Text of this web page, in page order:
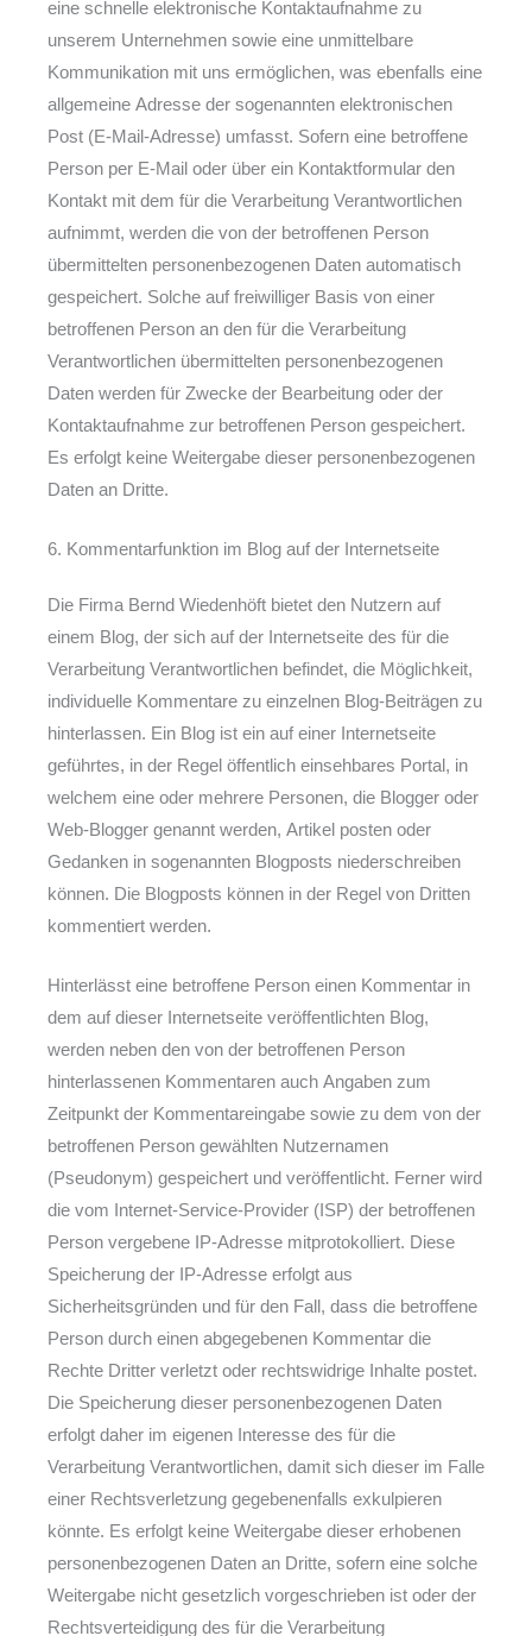
eine schnelle elektronische Kontaktaufnahme zu
unserem Unternehmen sowie eine unmittelbare
Kommunikation mit uns ermöglichen, was ebenfalls eine
allgemeine Adresse der sogenannten elektronischen
Post (E-Mail-Adresse) umfasst. Sofern eine betroffene
Person per E-Mail oder über ein Kontaktformular den
Kontakt mit dem für die Verarbeitung Verantwortlichen
aufnimmt, werden die von der betroffenen Person
übermittelten personenbezogenen Daten automatisch
gespeichert. Solche auf freiwilliger Basis von einer
betroffenen Person an den für die Verarbeitung
Verantwortlichen übermittelten personenbezogenen
Daten werden für Zwecke der Bearbeitung oder der
Kontaktaufnahme zur betroffenen Person gespeichert.
Es erfolgt keine Weitergabe dieser personenbezogenen
Daten an Dritte.
6. Kommentarfunktion im Blog auf der Internetseite
Die Firma Bernd Wiedenhöft bietet den Nutzern auf
einem Blog, der sich auf der Internetseite des für die
Verarbeitung Verantwortlichen befindet, die Möglichkeit,
individuelle Kommentare zu einzelnen Blog-Beiträgen zu
hinterlassen. Ein Blog ist ein auf einer Internetseite
geführtes, in der Regel öffentlich einsehbares Portal, in
welchem eine oder mehrere Personen, die Blogger oder
Web-Blogger genannt werden, Artikel posten oder
Gedanken in sogenannten Blogposts niederschreiben
können. Die Blogposts können in der Regel von Dritten
kommentiert werden.
Hinterlässt eine betroffene Person einen Kommentar in
dem auf dieser Internetseite veröffentlichten Blog,
werden neben den von der betroffenen Person
hinterlassenen Kommentaren auch Angaben zum
Zeitpunkt der Kommentareingabe sowie zu dem von der
betroffenen Person gewählten Nutzernamen
(Pseudonym) gespeichert und veröffentlicht. Ferner wird
die vom Internet-Service-Provider (ISP) der betroffenen
Person vergebene IP-Adresse mitprotokolliert. Diese
Speicherung der IP-Adresse erfolgt aus
Sicherheitsgründen und für den Fall, dass die betroffene
Person durch einen abgegebenen Kommentar die
Rechte Dritter verletzt oder rechtswidrige Inhalte postet.
Die Speicherung dieser personenbezogenen Daten
erfolgt daher im eigenen Interesse des für die
Verarbeitung Verantwortlichen, damit sich dieser im Falle
einer Rechtsverletzung gegebenenfalls exkulpieren
könnte. Es erfolgt keine Weitergabe dieser erhobenen
personenbezogenen Daten an Dritte, sofern eine solche
Weitergabe nicht gesetzlich vorgeschrieben ist oder der
Rechtsverteidigung des für die Verarbeitung